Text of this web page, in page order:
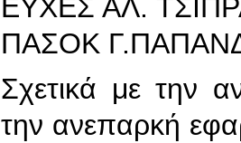
ΕΥΧΕΣ ΑΛ.
ΠΑΣΟΚ
Σχετικά με την
την ανεπαρκή